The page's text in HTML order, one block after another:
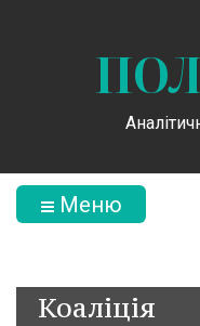
Меню
Коаліція